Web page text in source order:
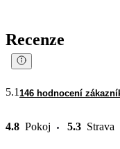
Recenze
5.1 146 hodnocení
4.8 Pokoj 5.3 Strava